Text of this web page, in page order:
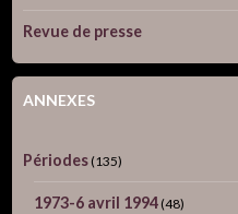
Revue de presse
ANNEXES
Périodes (135)
1973-6 avril 1994 (48)